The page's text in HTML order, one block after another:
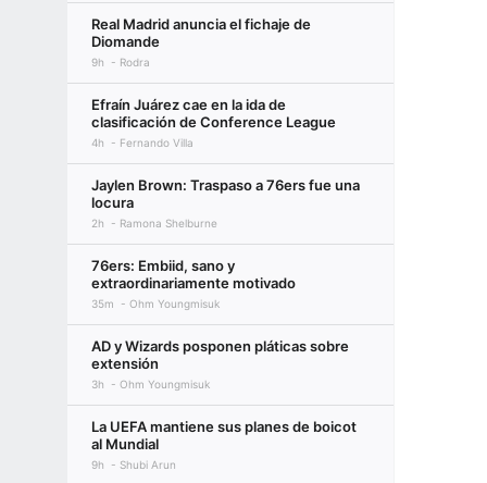
Real Madrid anuncia el fichaje de
Diomande
9h Rodra
Efraín Juárez cae en la ida de
clasificación de Conference League
4h Fernando Villa
Jaylen Brown: Traspaso a 76ers fue una
locura
2h Ramona Shelburne
76ers: Embiid, sano y
extraordinariamente motivado
35m Ohm Youngmisuk
AD y Wizards posponen pláticas sobre
extensión
3h Ohm Youngmisuk
La UEFA mantiene sus planes de boicot
al Mundial
9h Shubi Arun